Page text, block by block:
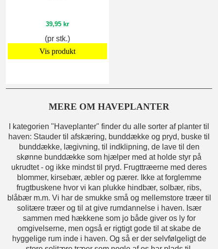
39,95 kr
(pr stk.)
Vis produkt
MERE OM HAVEPLANTER
I kategorien "Haveplanter" finder du alle sorter af planter til
haven: Stauder til afskæring, bunddække og pryd, buske til
bunddække, lægivning, til indklipning, de lave til den
skønne bunddække som hjælper med at holde styr på
ukrudtet - og ikke mindst til pryd. Frugttræerne med deres
blommer, kirsebær, æbler og pærer. Ikke at forglemme
frugtbuskene hvor vi kan plukke hindbær, solbær, ribs,
blåbær m.m. Vi har de smukke små og mellemstore træer til
solitære træer og til at give rumdannelse i haven. Især
sammen med hækkene som jo både giver os ly for
omgivelserne, men også er rigtigt gode til at skabe de
hyggelige rum inde i haven. Og så er der selvfølgeligt de